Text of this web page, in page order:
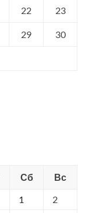
22 23
29 30
Сб
Вс
1
2